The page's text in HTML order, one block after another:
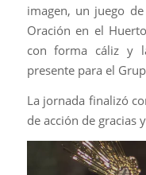
imagen, un juego
Oración en el
con forma cáliz y
presente para el
La jornada finalizó
de acción de gracias